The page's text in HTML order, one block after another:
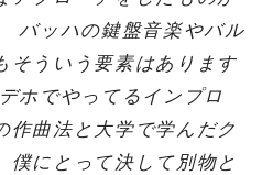
バッハの鍵盤音楽やバル
そういう要素はあります
ホでやってるインプロ
作曲法と大学で学んだク
僕にとって決して別物と